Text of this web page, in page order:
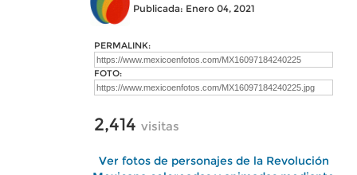
Publicada: Enero 04, 2021
PERMALINK:
FOTO:
2,414 visitas
Ver fotos de personajes de la Revolución